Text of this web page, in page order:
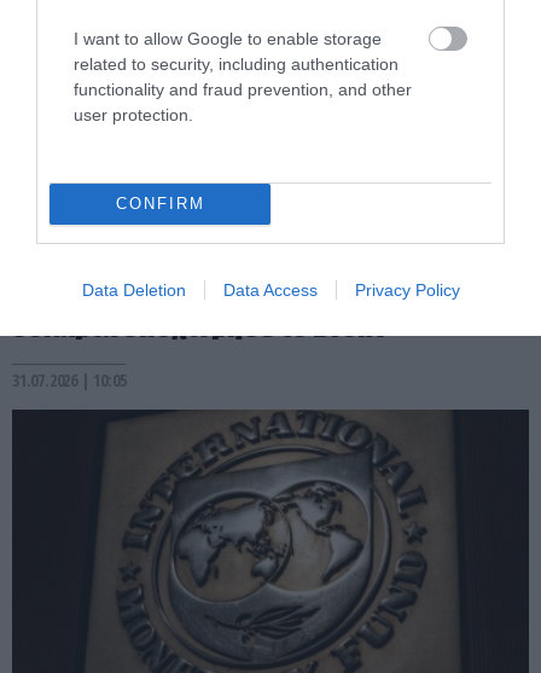
I want to allow Google to enable storage
related to security, including authentication
functionality and fraud prevention, and other
user protection.
CONFIRM
Data Deletion Data Access Privacy Policy
PRONEWS.GR /ΔΙΕΘΝΗΣ ΟΙΚΟΝΟΜΙΑ
Πτώση στις τιμές του πετρελαίου: Στα 85
31.07.2026 | 10:05